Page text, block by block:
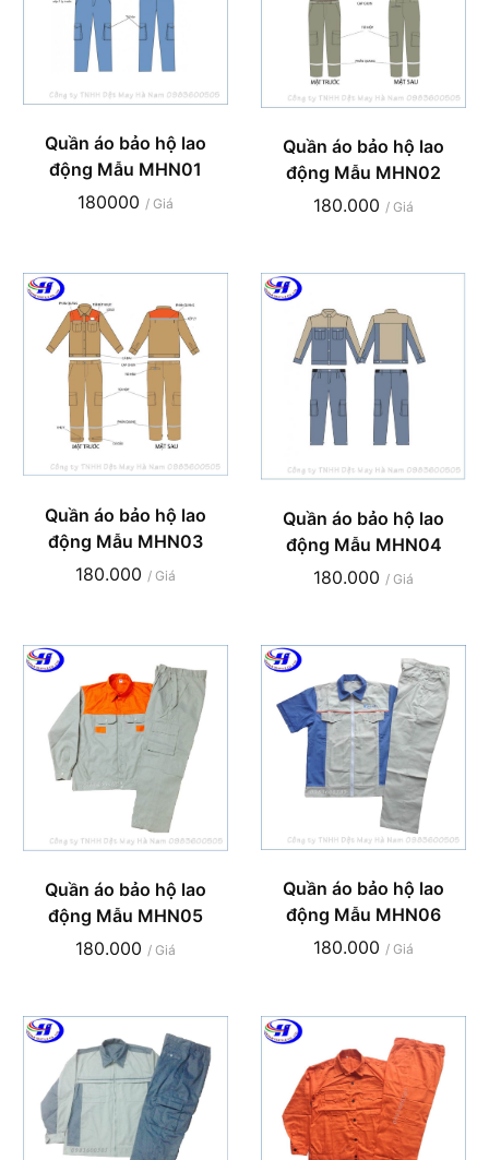
Quần áo bảo hộ lao
động Mẫu MHN01
180000 / Giá
Quần áo bảo hộ lao
động Mẫu MHN02
180.000 / Giá
Quần áo bảo hộ lao
động Mẫu MHN03
180.000 / Giá
Quần áo bảo hộ lao
động Mẫu MHN04
180.000 / Giá
Quần áo bảo hộ lao
động Mẫu MHN05
180.000 / Giá
Quần áo bảo hộ lao
động Mẫu MHN06
180.000 / Giá